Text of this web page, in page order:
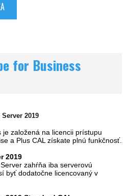
for Business
2019
je založená na licencii prístupu
a Plus CAL získate plnú funkčnosť.
2019
zahŕňa iba serverovú
byť dodatočne licencovaný v